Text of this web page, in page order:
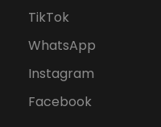
TikTok
WhatsApp
Instagram
Facebook